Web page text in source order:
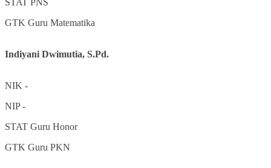
STAT
PNS
GTK Guru Matematika
Indiyani Dwimutia, S.Pd.
NIK -
NIP-
STAT Guru Honor
GTK Guru PKN